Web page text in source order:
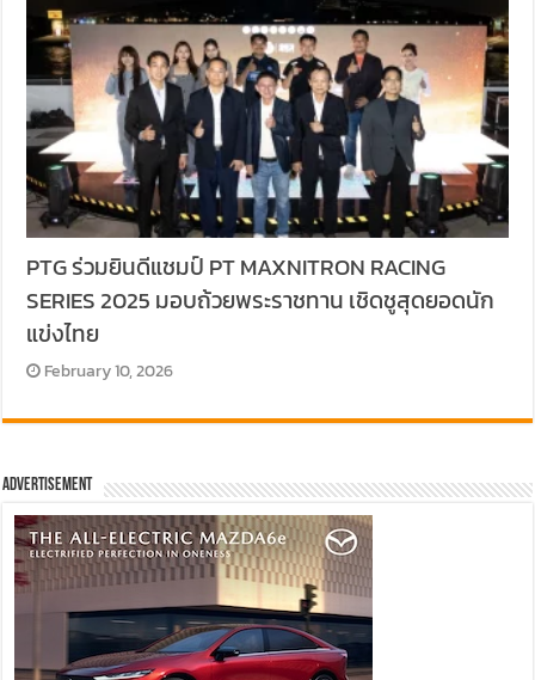
PTG ร่วมยินดีแชมป์ PT MAXNITRON RACING
SERIES 2025 มอบถ้วยพระราชทาน เชิดชูสุดยอดนัก
แข่งไทย
February 10, 2026
Advertisement